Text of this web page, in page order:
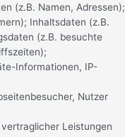
(z.B. Namen, Adressen);
Inhaltsdaten (z.B.
(z.B. besuchte
Informationen, IP-
Nutzer
vertraglicher Leistungen